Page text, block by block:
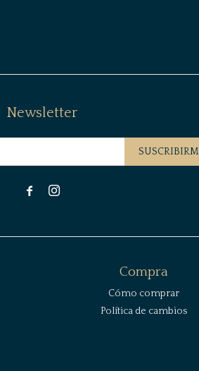
Compra
Cómo comprar
Política de cambios
Newsletter
 